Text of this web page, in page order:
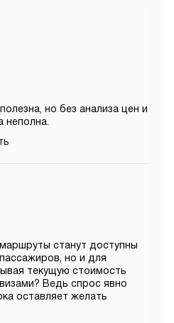
но без анализа цен и
неполна.
станут доступны
но и для
текущую стоимость
Ведь спрос явно
оставляет желать